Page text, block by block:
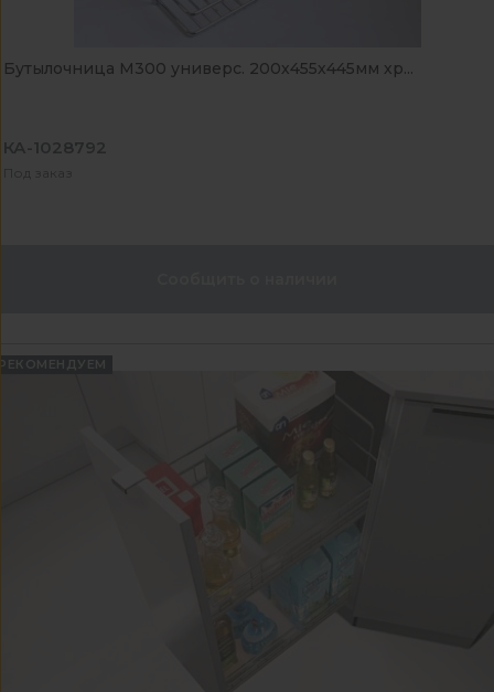
Бутылочница М300 универс. 200х455х445мм хр...
КА-1028792
Под заказ